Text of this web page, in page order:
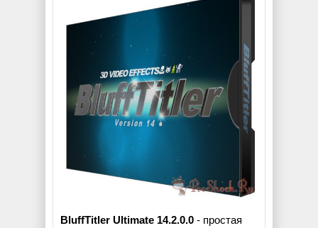
BluffTitler Ultimate 14.2.0.0 - простая